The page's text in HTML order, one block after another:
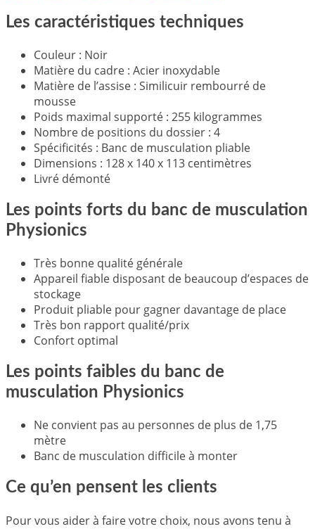
Les caractéristiques techniques
Couleur : Noir
Matière du cadre : Acier inoxydable
Matière de l’assise : Similicuir rembourré de
mousse
Poids maximal supporté : 255 kilogrammes
Nombre de positions du dossier : 4
Spécificités : Banc de musculation pliable
Dimensions : 128 x 140 x 113 centimètres
Livré démonté
Les points forts du banc de musculation
Physionics
Très bonne qualité générale
Appareil fiable disposant de beaucoup d’espaces de
stockage
Produit pliable pour gagner davantage de place
Très bon rapport qualité/prix
Confort optimal
Les points faibles du banc de
musculation Physionics
Ne convient pas au personnes de plus de 1,75
mètre
Banc de musculation difficile à monter
Ce qu’en pensent les clients
Pour vous aider à faire votre choix, nous avons tenu à